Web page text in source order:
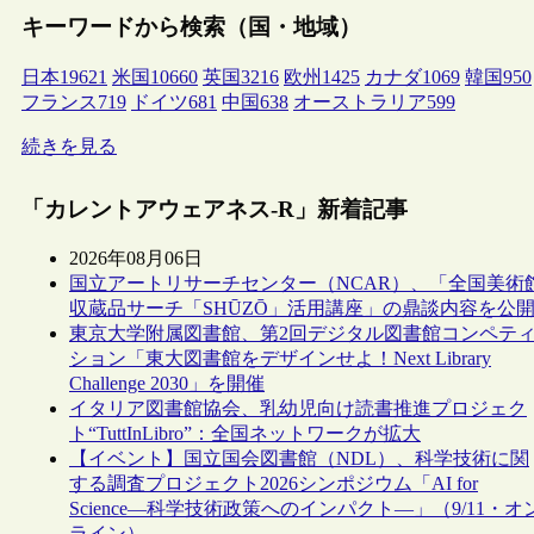
キーワードから検索（国・地域）
日本19621 米国 10660 英国3216 欧州 1425 カナダ1069 韓国950
フランス719 ドイツ681 中国638 オーストラリア599
続きを見る
「カレントアウェアネス-R」新着記事
2026年08月06日
国立アートリサーチセンター（NCAR）、「全国美術
収蔵品サーチ「SHŪZŌ」活用講座」の鼎談内容を公開
東京大学附属図書館、第2回デジタル図書館コンペティ
ション「東大図書館をデザインせよ！Next Library
Challenge 2030」を開催
イタリア図書館協会、乳幼児向け読書推進プロジェク
ト“TuttInLibro”：全国ネットワークが拡大
【イベント】国立国会図書館（NDL）、科学技術に関
する調査プロジェクト2026シンポジウム「AI for
Science―科学技術政策へのインパクト―」（9/11・オ